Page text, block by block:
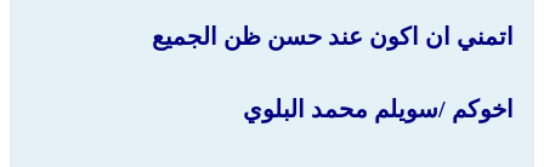
اتمني ان اكون عند حسن ظن الجميع
اخوكم /سويلم محمد البلوي